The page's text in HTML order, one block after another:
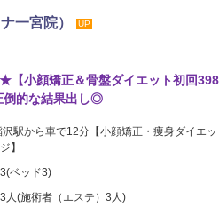
一宮院） UP
小顔矯正＆骨盤ダイエット初回
倒的な結果出し◎
沢駅から車で12分【小顔矯正・痩身ダイエ
】
ベッド3)
人(施術者（エステ）3人)